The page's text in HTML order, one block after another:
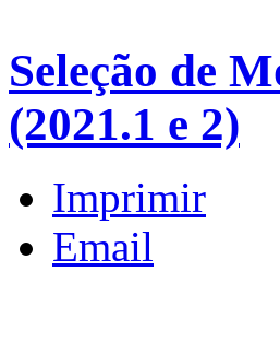
Seleção de
(2021.1 e 2)
Imprimir
Email